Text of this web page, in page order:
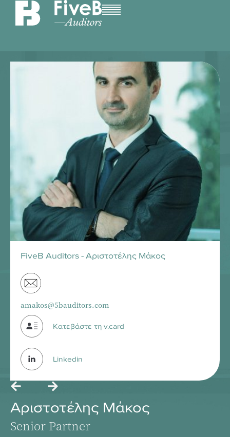
FiveB Auditors - Αριστοτέλης Μάκος
amakos@5bauditors.com
Κατεβάστε τη v.card
Linkedin
Αριστοτέλης Μάκος
Senior Partner